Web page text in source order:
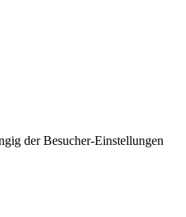
der Besucher-Einstellungen